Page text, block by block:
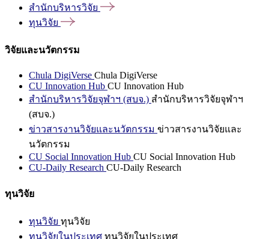
สำนักบริหารวิจัย
ทุนวิจัย
วิจัยและนวัตกรรม
Chula DigiVerse Chula DigiVerse
CU Innovation Hub CU Innovation Hub
สำนักบริหารวิจัยจุฬาฯ (สบจ.) สำนักบริหารวิจัยจุฬาฯ
(สบจ.)
ข่าวสารงานวิจัยและนวัตกรรม ข่าวสารงานวิจัยและ
นวัตกรรม
CU Social Innovation Hub CU Social Innovation Hub
CU-Daily Research CU-Daily Research
ทุนวิจัย
ทุนวิจัย ทุนวิจัย
ทุนวิจัยในประเทศ ทุนวิจัยในประเทศ